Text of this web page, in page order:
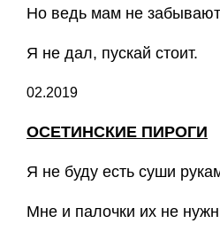
Но ведь мам не
Я не дал, пускай стоит.
02.2019
ОСЕТИНСКИЕ ПИРОГИ
Я не буду есть суши
Мне и палочки их не